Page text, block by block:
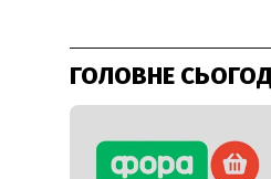
ГОЛОВНЕ